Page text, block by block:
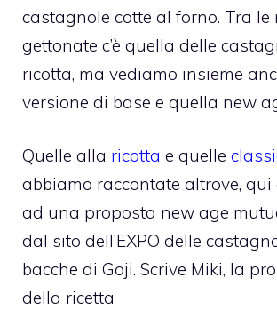
castagnole cotte al forno. Tra le
gettonate c’è quella delle
ricotta, ma vediamo insieme
versione di base e quella new
Quelle alla ricotta e quelle
abbiamo raccontate altrove,
ad una proposta new age
dal sito dell’EXPO delle
bacche di Goji. Scrive Miki, la
della ricetta